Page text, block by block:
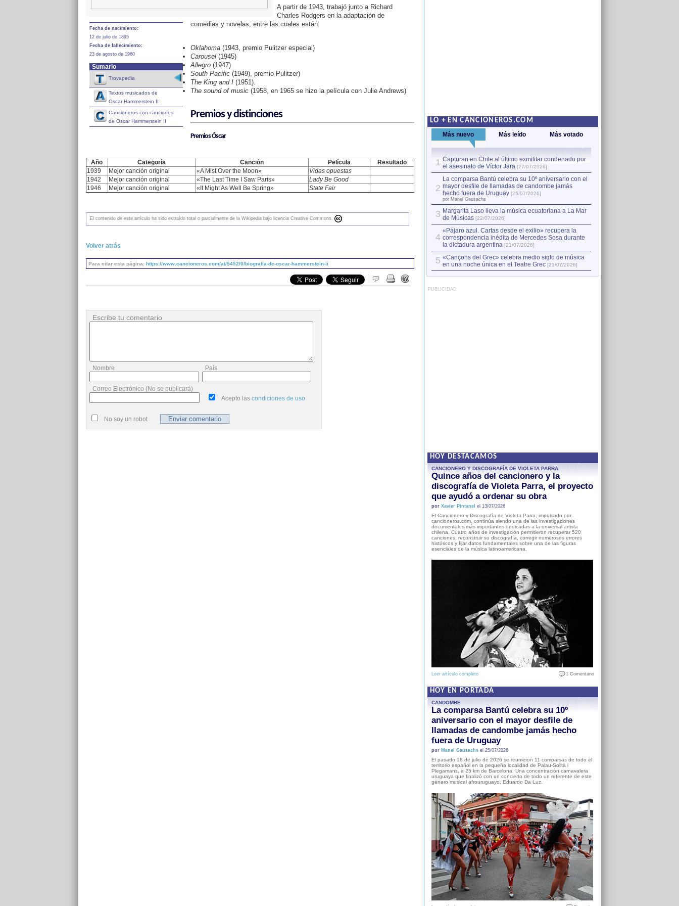
Fecha de nacimiento:
12 de julio de 1895
Fecha de fallecimiento:
23 de agosto de 1960
Sumario
Trovapedia
Textos musicados de
Oscar Hammerstein II
Cancioneros con canciones
de Oscar Hammerstein II
A partir de 1943, trabajó junto a Richard
Charles Rodgers en la adaptación de
comedias y novelas, entre las cuales están:
Oklahoma(1943, premio Pulitzer especial)
Carousel(1945)
Allegro(1947)
South Pacific(1949), premio Pulitzer)
The King and I(1951).
The sound of music(1958, en 1965 se hizo la película con Julie Andrews)
Premios y distinciones
Premios Óscar
Año Categoría Canción Película
Resultado
1939
Mejor canción original «A Mist Over the Moon»
Vidas opuestas
1942
Mejor canción original «The Last Time I Saw Paris»
Lady Be Good
1946
Mejor canción original «It Might As Well Be Spring» State Fair
El contenido de este artículo ha sido extraído total o parcialmente de la Wikipedia bajo licencia Creative Commons.
Volver atrás
Para citar esta página: https://www.cancioneros.com/at/5452/0/biografia-de-oscar-hammerstein-ii
Escribe tu comentario
Nombre País
Correo Electrónico (No se publicará)
Acepto las condiciones de uso
No soy un robot
LO + EN CANCIONEROS.COM
Más nuevo Más leído Más votado
1 Capturan en Chile al último exmilitar condenado por
el asesinato de Víctor Jara [27/07/2026]
2
La comparsa Bantú celebra su 10º aniversario con el
mayor desfile de llamadas de candombe jamás
hecho fuera de Uruguay [25/07/2026]
por Manel Gausachs
3 Margarita Laso lleva la música ecuatoriana a La Mar
de Músicas [22/07/2026]
4
«Pájaro azul. Cartas desde el exilio» recupera la
correspondencia inédita de Mercedes Sosa durante
la dictadura argentina [21/07/2026]
5 «Cançons del Grec» celebra medio siglo de música
en una noche única en el Teatre Grec [21/07/2026]
PUBLICIDAD
HOY DESTACAMOS
CANCIONERO Y DISCOGRAFÍA DE VIOLETA PARRA
Quince años del cancionero y la
discografía de Violeta Parra, el proyecto
que ayudó a ordenar su obra
por Xavier Pintanel el 13/07/2026
El Cancionero y Discografía de Violeta Parra, impulsado por
cancioneros.com, continúa siendo una de las investigaciones
documentales más importantes dedicadas a la universal artista
chilena. Cuatro años de investigación permitieron recuperar 520
canciones, reconstruir su discografía, corregir numerosos errores
históricos y fijar datos fundamentales sobre una de las figuras
esenciales de la música latinoamericana.
Leer artículo completo 1 Comentario
HOY EN PORTADA
CANDOMBE
La comparsa Bantú celebra su 10º
aniversario con el mayor desfile de
llamadas de candombe jamás hecho
fuera de Uruguay
por Manel Gausachsel 25/07/2026
El pasado 18 de julio de 2026 se reunieron 11 comparsas de todo el
territorio español en la pequeña localidad de Palau-Solità i
Plegamans, a 25 km de Barcelona. Una concentración carnavalera
uruguaya que finalizó con un concierto de todo un referente de este
género musical afrouruguayo, Eduardo Da Luz.